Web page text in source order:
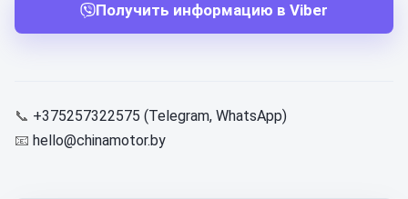
Получить информацию в Viber
📞 +375257322575 (Telegram, WhatsApp)
📧 hello@chinamotor.by